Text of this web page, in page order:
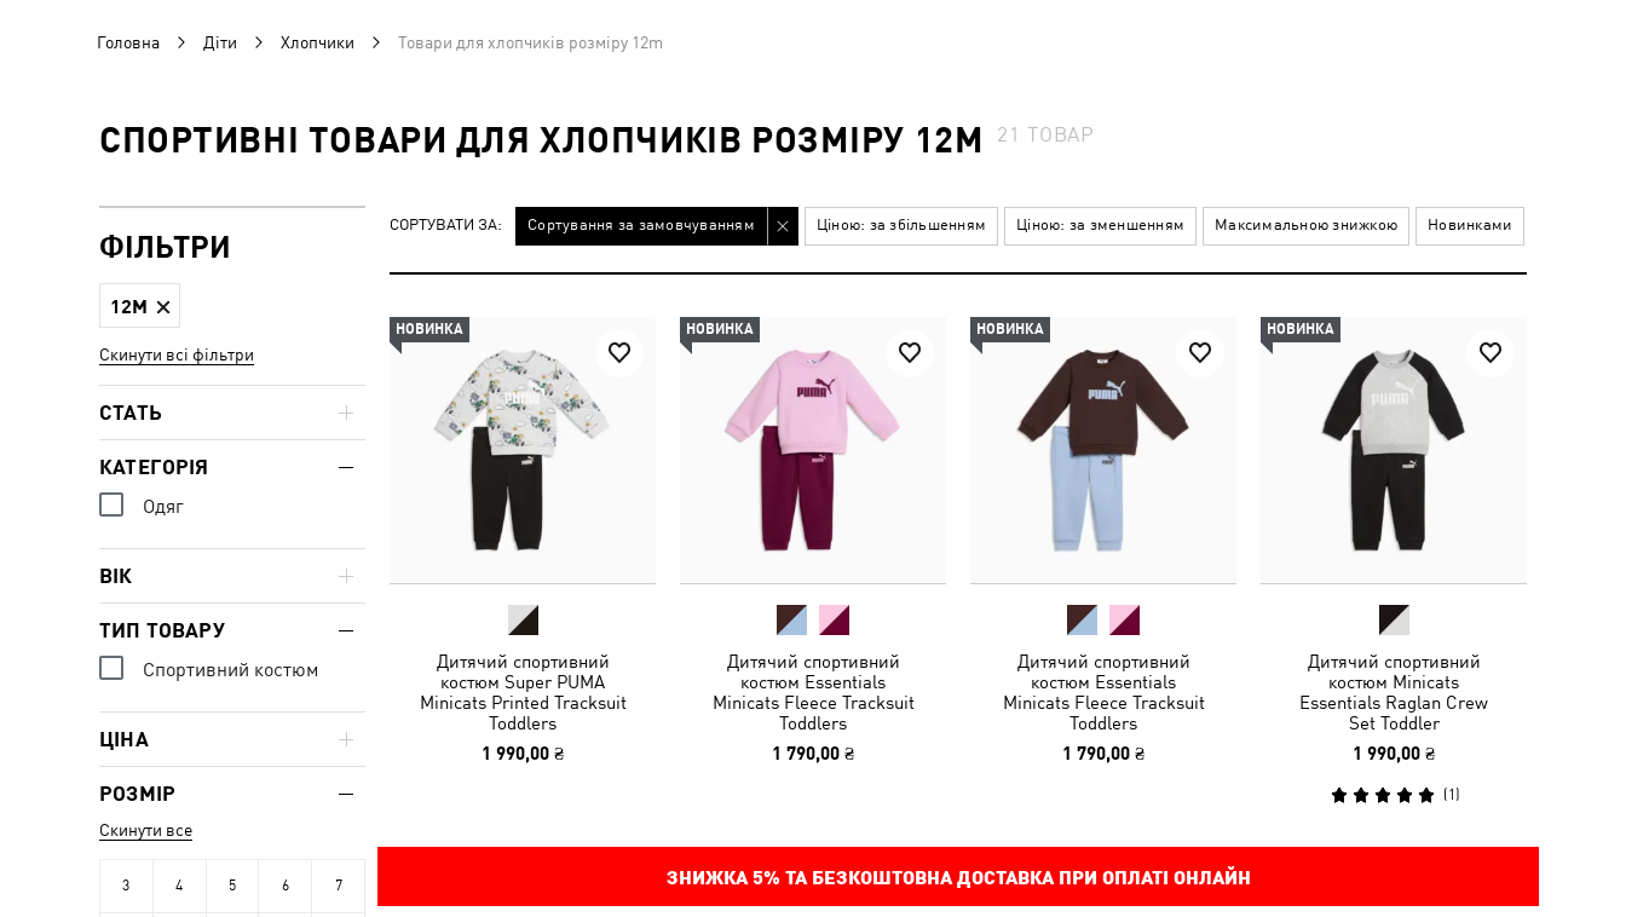
Головна Діти Хлопчики Товари для хлопчиків розміру 12m
СПОРТИВНІ ТОВАРИ ДЛЯ ХЛОПЧИКІВ РОЗМІРУ 12M 21 ТОВАР
СОРТУВАТИ ЗА: Сортування за замовчуванням Ціною: за збільшенням Ціною: за зменшенням Максимальною знижкою Новинками
НОВИНКА
Дитячий спортивний
костюм Super PUMA
Minicats Printed Tracksuit
Toddlers
1 990,00 ₴
НОВИНКА
Дитячий спортивний
костюм Essentials
Minicats Fleece Tracksuit
Toddlers
1 790,00 ₴
НОВИНКА
Дитячий спортивний
костюм Essentials
Minicats Fleece Tracksuit
Toddlers
1 790,00 ₴
НОВИНКА
Дитячий спортивний
костюм Minicats
Essentials Raglan Crew
Set Toddler
1 990,00 ₴
(1 )
ЗНИЖКА 5% ТА БЕЗКОШТОВНА ДОСТАВКА ПРИ ОПЛАТІ ОНЛАЙН
ФІЛЬТРИ
12M
Скинути всі фільтри
СТАТЬ
КАТЕГОРІЯ
Одяг
ВІК
ТИП ТОВАРУ
Спортивний костюм
ЦІНА
РОЗМІР
Скинути все
3 4 5 6 7